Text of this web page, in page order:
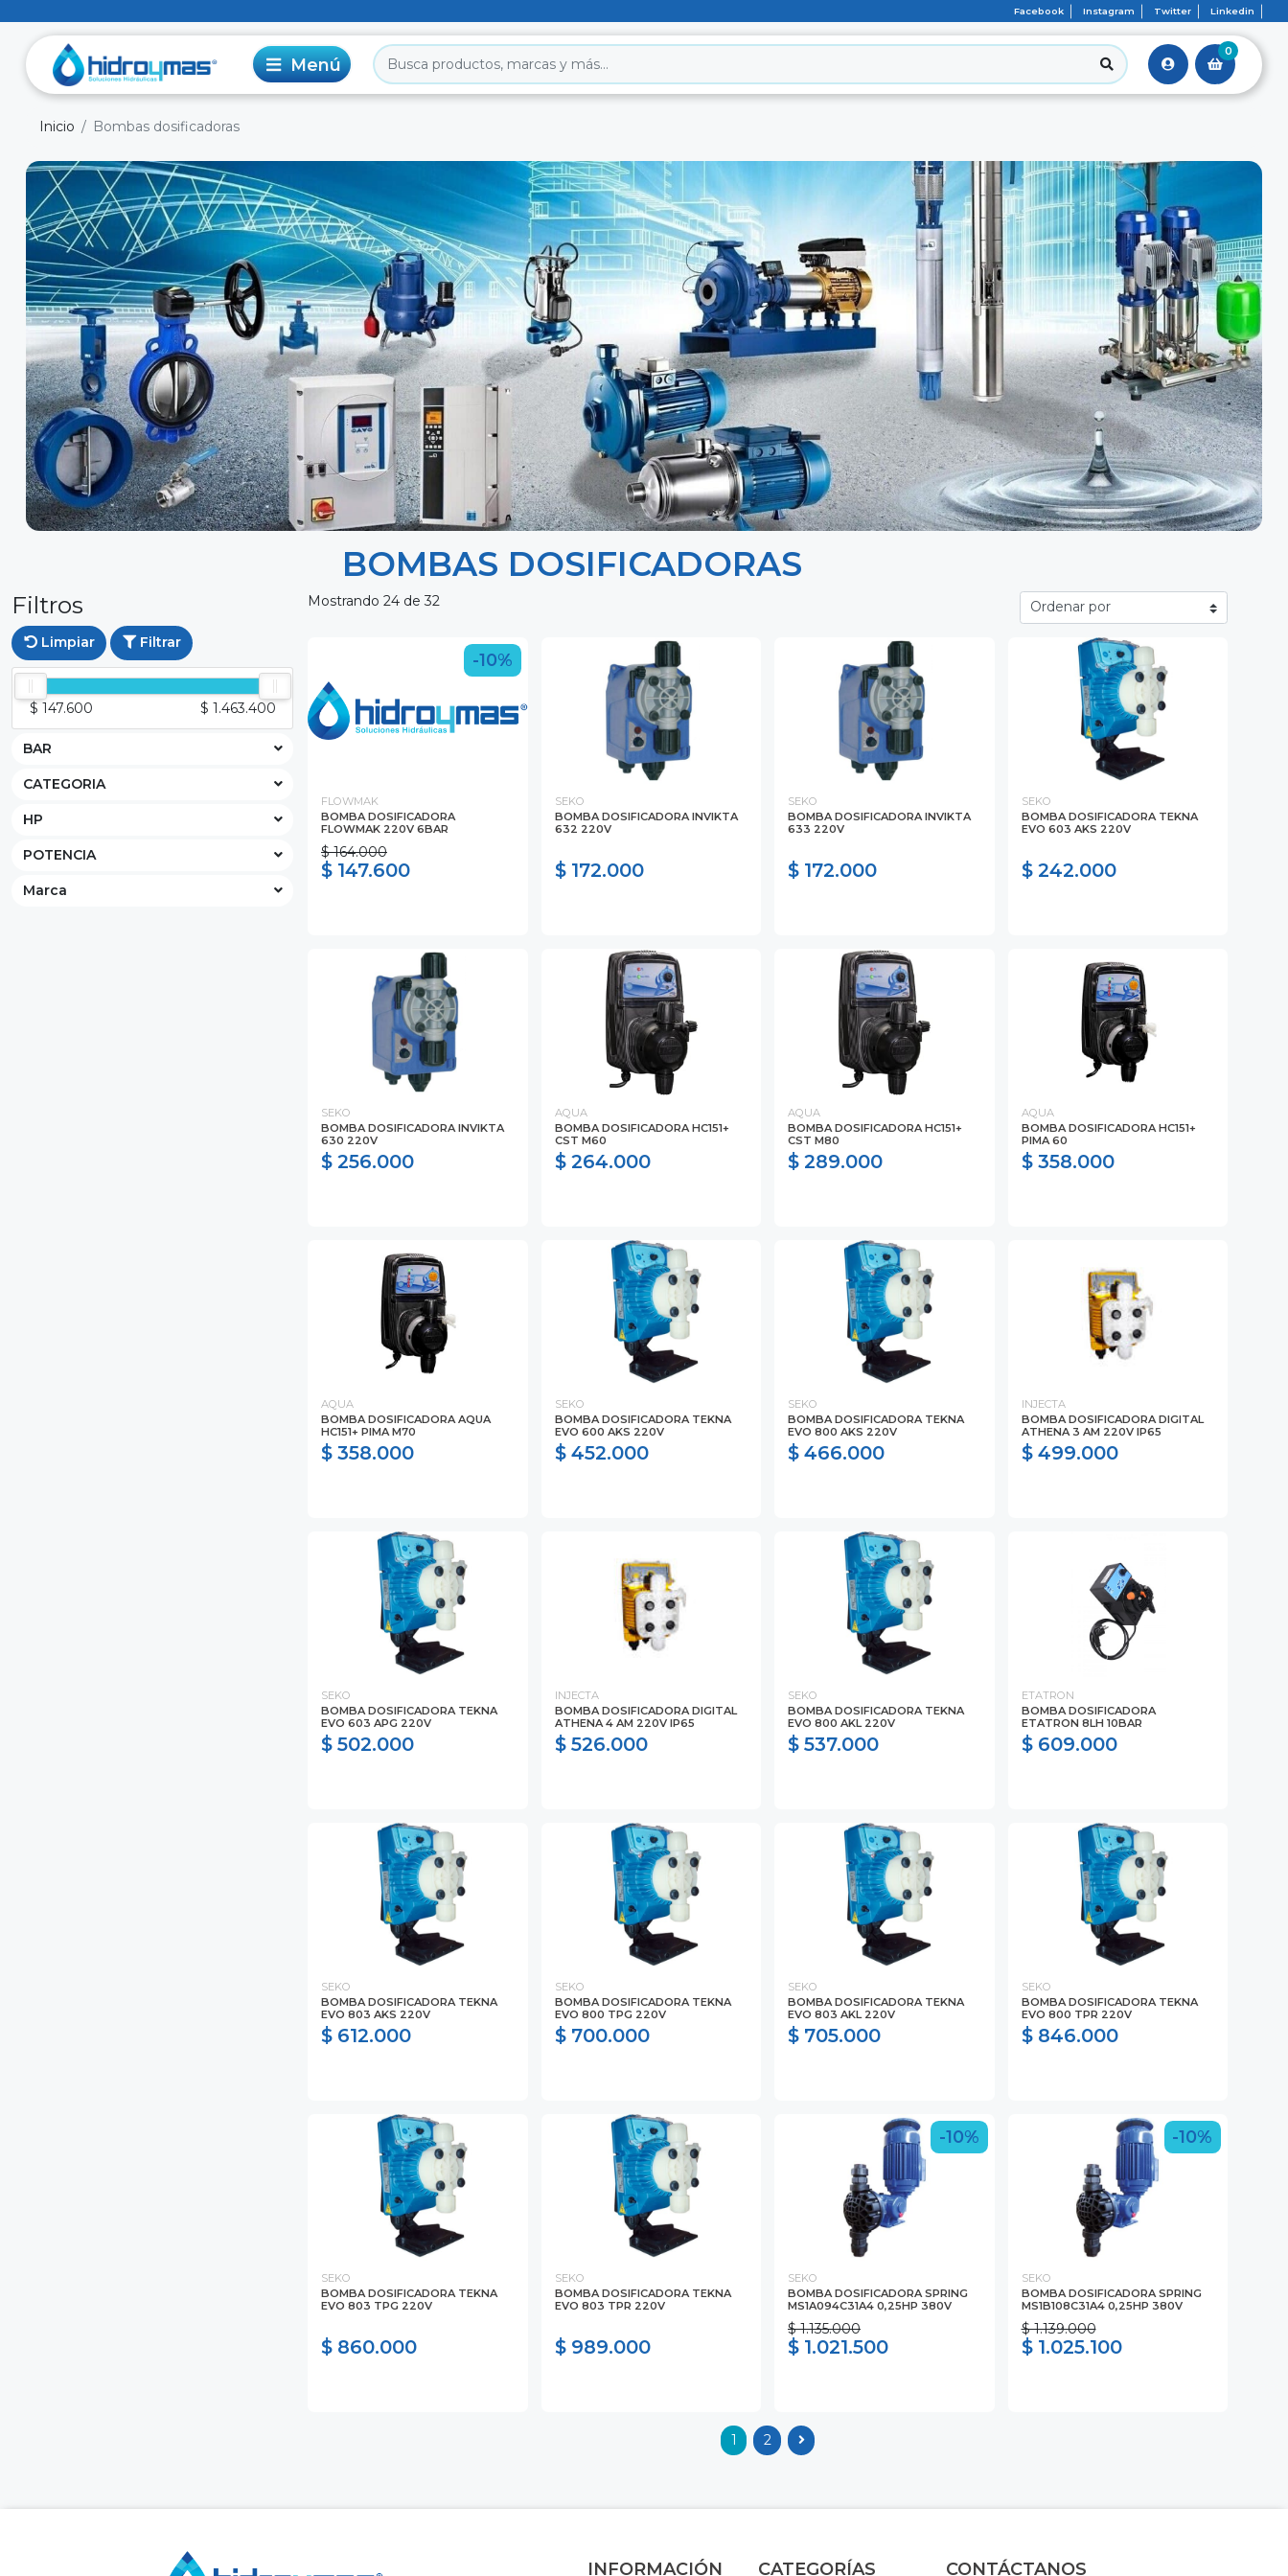
Facebook Instagram Twitter Linkedin
0
Inicio Bombas dosificadoras
BOMBAS DOSIFICADORAS
Filtros
Limpiar Filtrar
$ 147.600 $ 1.463.400
BAR
CATEGORIA
HP
POTENCIA
Marca
Mostrando 24 de 32
-10%
FLOWMAK
BOMBA DOSIFICADORA
FLOWMAK 220V 6BAR
$ 164.000
$ 147.600
SEKO
BOMBA DOSIFICADORA INVIKTA
632 220V
$ 172.000
SEKO
BOMBA DOSIFICADORA INVIKTA
633 220V
$ 172.000
SEKO
BOMBA DOSIFICADORA TEKNA
EVO 603 AKS 220V
$ 242.000
SEKO
BOMBA DOSIFICADORA INVIKTA
630 220V
$ 256.000
AQUA
BOMBA DOSIFICADORA HC151+
CST M60
$ 264.000
AQUA
BOMBA DOSIFICADORA HC151+
CST M80
$ 289.000
AQUA
BOMBA DOSIFICADORA HC151+
PIMA 60
$ 358.000
AQUA
BOMBA DOSIFICADORA AQUA
HC151+ PIMA M70
$ 358.000
SEKO
BOMBA DOSIFICADORA TEKNA
EVO 600 AKS 220V
$ 452.000
SEKO
BOMBA DOSIFICADORA TEKNA
EVO 800 AKS 220V
$ 466.000
INJECTA
BOMBA DOSIFICADORA DIGITAL
ATHENA 3 AM 220V IP65
$ 499.000
SEKO
BOMBA DOSIFICADORA TEKNA
EVO 603 APG 220V
$ 502.000
INJECTA
BOMBA DOSIFICADORA DIGITAL
ATHENA 4 AM 220V IP65
$ 526.000
SEKO
BOMBA DOSIFICADORA TEKNA
EVO 800 AKL 220V
$ 537.000
ETATRON
BOMBA DOSIFICADORA
ETATRON 8LH 10BAR
$ 609.000
SEKO
BOMBA DOSIFICADORA TEKNA
EVO 803 AKS 220V
$ 612.000
SEKO
BOMBA DOSIFICADORA TEKNA
EVO 800 TPG 220V
$ 700.000
SEKO
BOMBA DOSIFICADORA TEKNA
EVO 803 AKL 220V
$ 705.000
SEKO
BOMBA DOSIFICADORA TEKNA
EVO 800 TPR 220V
$ 846.000
SEKO
BOMBA DOSIFICADORA TEKNA
EVO 803 TPG 220V
$ 860.000
SEKO
BOMBA DOSIFICADORA TEKNA
EVO 803 TPR 220V
$ 989.000
-10%
SEKO
BOMBA DOSIFICADORA SPRING
MS1A094C31A4 0,25HP 380V
$ 1.135.000
$ 1.021.500
-10%
SEKO
BOMBA DOSIFICADORA SPRING
MS1B108C31A4 0,25HP 380V
$ 1.139.000
$ 1.025.100
1 2
INFORMACIÓN CATEGORÍAS CONTÁCTANOS